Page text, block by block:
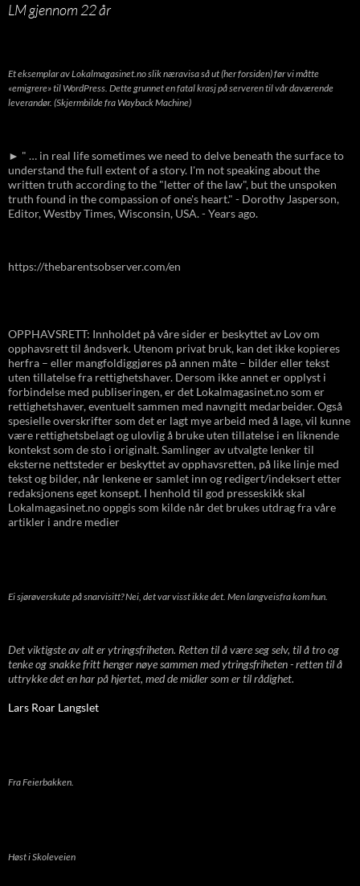
LM gjennom 22 år
Et eksemplar av Lokalmagasinet.no slik næravisa så ut (her forsiden) før vi måtte
«emigrere» til WordPress. Dette grunnet en fatal krasj på serveren til vår daværende
leverandør. (Skjermbilde fra Wayback Machine)
► " … in real life sometimes we need to delve beneath the surface to
understand the full extent of a story. I'm not speaking about the
written truth according to the "letter of the law", but the unspoken
truth found in the compassion of one's heart." - Dorothy Jasperson,
Editor, Westby Times, Wisconsin, USA. - Years ago.
https://thebarentsobserver.com/en
OPPHAVSRETT: Innholdet på våre sider er beskyttet av Lov om
opphavsrett til åndsverk. Utenom privat bruk, kan det ikke kopieres
herfra – eller mangfoldiggjøres på annen måte – bilder eller tekst
uten tillatelse fra rettighetshaver. Dersom ikke annet er opplyst i
forbindelse med publiseringen, er det Lokalmagasinet.no som er
rettighetshaver, eventuelt sammen med navngitt medarbeider. Også
spesielle overskrifter som det er lagt mye arbeid med å lage, vil kunne
være rettighetsbelagt og ulovlig å bruke uten tillatelse i en liknende
kontekst som de sto i originalt. Samlinger av utvalgte lenker til
eksterne nettsteder er beskyttet av opphavsretten, på like linje med
tekst og bilder, når lenkene er samlet inn og redigert/indeksert etter
redaksjonens eget konsept. I henhold til god presseskikk skal
Lokalmagasinet.no oppgis som kilde når det brukes utdrag fra våre
artikler i andre medier
Ei sjørøverskute på snarvisitt? Nei, det var visst ikke det. Men langveisfra kom hun.
Det viktigste av alt er ytringsfriheten. Retten til å være seg selv, til å tro og
tenke og snakke fritt henger nøye sammen med ytringsfriheten - retten til å
uttrykke det en har på hjertet, med de midler som er til rådighet.
Lars Roar Langslet
Fra Feierbakken.
Høst i Skoleveien